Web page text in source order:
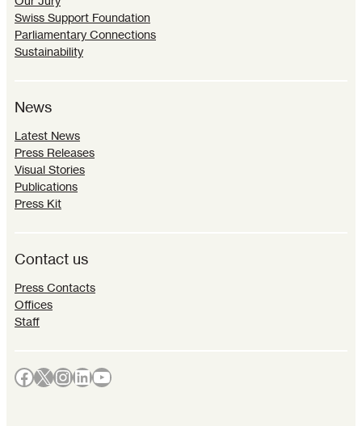
Swiss Support Foundation
Parliamentary Connections
Sustainability
News
Latest News
Press Releases
Visual Stories
Publications
Press Kit
Contact us
Press Contacts
Offices
Staff
Facebook X InstagramLinkedIn YouTube